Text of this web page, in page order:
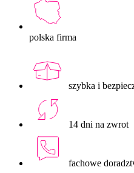
polska firma
szybka i
14 dni na zwrot
fachowe